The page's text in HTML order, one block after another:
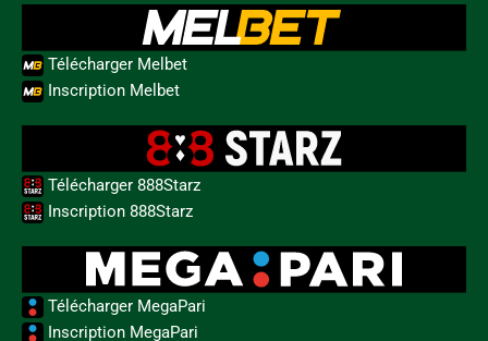
Télécharger Melbet
Inscription Melbet
Télécharger 888Starz
Inscription 888Starz
Télécharger MegaPari
Inscription MegaPari